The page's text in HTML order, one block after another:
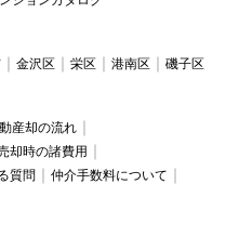
金沢区 栄区 港南区 磯子区
産却の流れ
却時の諸費用
質問
仲介手数料について